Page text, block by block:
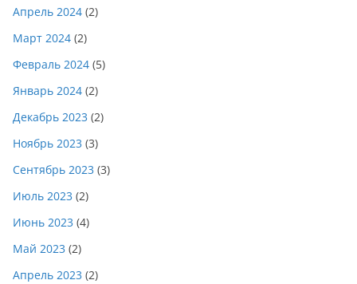
Апрель 2024 (2)
Март 2024 (2)
Февраль 2024 (5)
Январь 2024 (2)
Декабрь 2023 (2)
Ноябрь 2023 (3)
Сентябрь 2023 (3)
Июль 2023 (2)
Июнь 2023 (4)
Май 2023 (2)
Апрель 2023 (2)